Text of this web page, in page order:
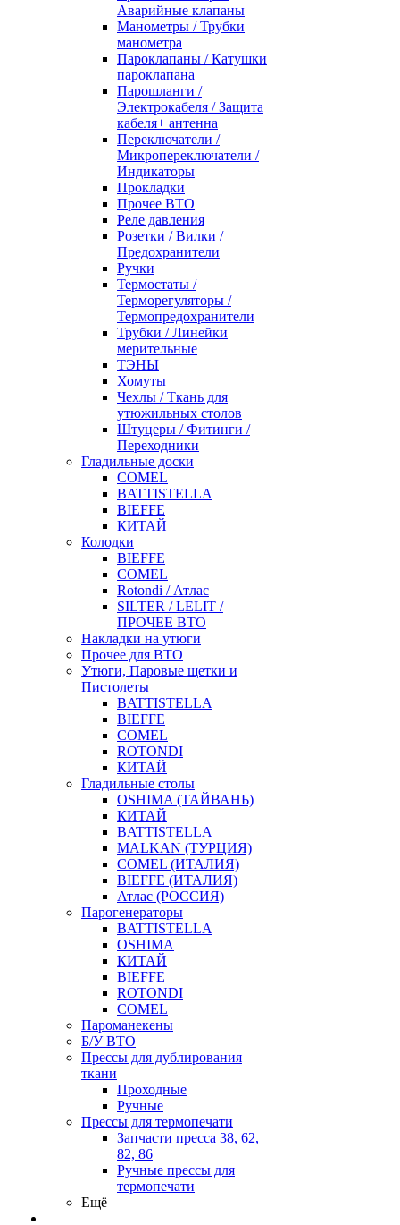
Аварийные клапаны
Манометры / Трубки
манометра
Пароклапаны / Катушки
пароклапана
Парошланги /
Электрокабеля / Защита
кабеля+ антенна
Переключатели /
Микропереключатели /
Индикаторы
Прокладки
Прочее ВТО
Реле давления
Розетки / Вилки /
Предохранители
Ручки
Термостаты /
Терморегуляторы /
Термопредохранители
Трубки / Линейки
мерительные
ТЭНЫ
Хомуты
Чехлы / Ткань для
утюжильных столов
Штуцеры / Фитинги /
Переходники
Гладильные доски
COMEL
BATTISTELLA
BIEFFE
КИТАЙ
Колодки
BIEFFE
COMEL
Rotondi / Атлас
SILTER / LELIT /
ПРОЧЕЕ ВТО
Накладки на утюги
Прочее для ВТО
Утюги, Паровые щетки и
Пистолеты
BATTISTELLA
BIEFFE
COMEL
ROTONDI
КИТАЙ
Гладильные столы
OSHIMA (ТАЙВАНЬ)
КИТАЙ
BATTISTELLA
MALKAN (ТУРЦИЯ)
COMEL (ИТАЛИЯ)
BIEFFE (ИТАЛИЯ)
Атлас (РОССИЯ)
Парогенераторы
BATTISTELLA
OSHIMA
КИТАЙ
BIEFFE
ROTONDI
COMEL
Пароманекены
Б/У ВТО
Прессы для дублирования
ткани
Проходные
Ручные
Прессы для термопечати
Запчасти пресса 38, 62,
82, 86
Ручные прессы для
термопечати
Ещё